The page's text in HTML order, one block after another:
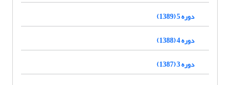
دوره 5 (1389)
دوره 4 (1388)
دوره 3 (1387)